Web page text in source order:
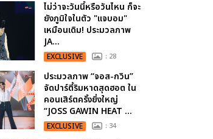
ไม่ว่าจะวันนี้หรือวันไหน ก็จะ
ยังภูมิใจในตัว "แจบอม"
เหมือนเดิม! ประมวลภาพ
JA...
EXCLUSIVE : 28
ประมวลภาพ “จอส-กวิน”
จัดปาร์ตี้ริมหาดสุดฮอต ใน
คอนเสิร์ตครั้งยิ่งใหญ่
“JOSS GAWIN HEAT ...
EXCLUSIVE : 34